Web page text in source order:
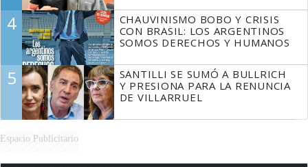
4
CHAUVINISMO BOBO Y CRISIS
CON BRASIL: LOS ARGENTINOS
SOMOS DERECHOS Y HUMANOS
5
SANTILLI SE SUMÓ A BULLRICH
Y PRESIONA PARA LA RENUNCIA
DE VILLARRUEL
Espacio Publicitario